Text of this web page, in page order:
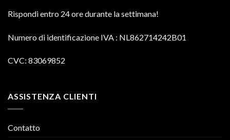
Rispondi entro 24 ore durante la settimana!
Numero di identificazione IVA : NL862714242B01
CVC: 83069852
ASSISTENZA CLIENTI
Contatto